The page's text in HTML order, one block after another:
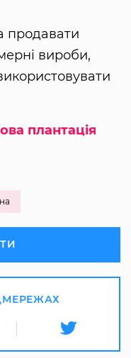
продавати
вироби,
плантація